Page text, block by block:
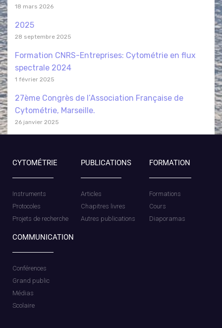
18 mars 2026
2025
28 septembre 2025
Formation CNRS-Entreprises: Cytométrie en flux
spectrale 2024
1 février 2025
27ème Congrès de l’Association Française de
Cytométrie, Marseille.
26 janvier 2025
CYTOMÉTRIE
Instruments
Protocoles
Projets de recherche
PUBLICATIONS
Articles
Chapitres livres
Autres publications
FORMATION
Formations
Cours
Diaporamas
COMMUNICATION
Conférences
Grand public
Médias
Scolaire